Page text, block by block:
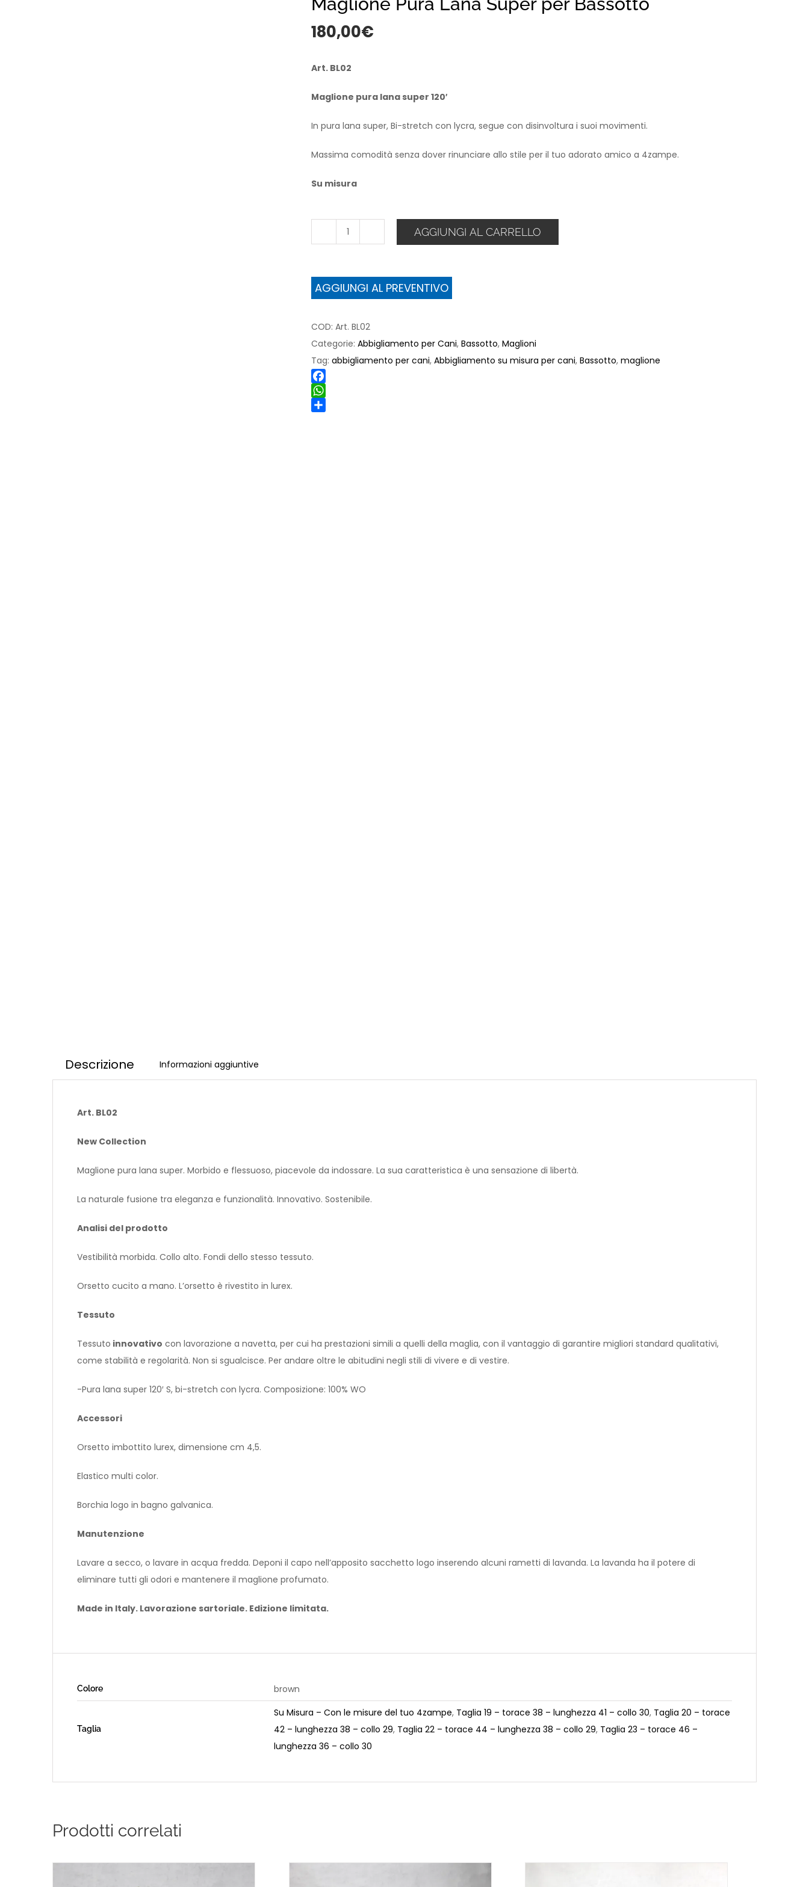
180,00€
Art. BL02
Maglione pura lana super 120′
In pura lana super, Bi-stretch con lycra, segue con disinvoltura i suoi movimenti.
Massima comodità senza dover rinunciare allo stile per il tuo adorato amico a 4zampe.
Su misura
Super
Bassotto
quantità
AGGIUNGI AL CARRELLO
AGGIUNGI AL PREVENTIVO
COD: Art. BL02
Categorie: Abbigliamento per Cani, Bassotto, Maglioni
Tag: abbigliamento per cani, Abbigliamento su misura per cani, Bassotto, maglione
Facebook
WhatsApp
Descrizione Informazioni aggiuntive
Art. BL02
New Collection
Maglione pura lana super. Morbido e flessuoso, piacevole da indossare. La sua caratteristica è una sensazione di libertà.
La naturale fusione tra eleganza e funzionalità. Innovativo. Sostenibile.
Analisi del prodotto
Vestibilità morbida. Collo alto. Fondi dello stesso tessuto.
Orsetto cucito a mano. L’orsetto è rivestito in lurex.
Tessuto
Tessuto innovativo con lavorazione a navetta, per cui ha prestazioni simili a quelli della maglia, con il vantaggio di garantire migliori standard qualitativi,
come stabilità e regolarità. Non si sgualcisce. Per andare oltre le abitudini negli stili di vivere e di vestire.
-Pura lana super 120′ S, bi-stretch con lycra. Composizione: 100% WO
Accessori
Orsetto imbottito lurex, dimensione cm 4,5.
Elastico multi color.
Borchia logo in bagno galvanica.
Manutenzione
Lavare a secco, o lavare in acqua fredda. Deponi il capo nell’apposito sacchetto logo inserendo alcuni rametti di lavanda. La lavanda ha il potere di
eliminare tutti gli odori e mantenere il maglione profumato.
Made in Italy. Lavorazione sartoriale. Edizione limitata.
Colore brown
Taglia
Su Misura – Con le misure del tuo 4zampe, Taglia 19 – torace 38 – lunghezza 41 – collo 30, Taglia 20 – torace
42 – lunghezza 38 – collo 29, Taglia 22 – torace 44 – lunghezza 38 – collo 29, Taglia 23 – torace 46 –
lunghezza 36 – collo 30
Prodotti correlati